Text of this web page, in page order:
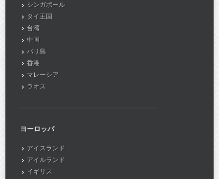
シンガポール
タイ王国
台湾
中国
バリ島
香港
マレーシア
ラオス
ヨーロッパ
アイスランド
アイルランド
イギリス